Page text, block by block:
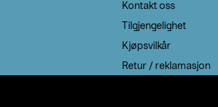
Kontakt oss
Tilgjengelighet
Kjøpsvilkår
Retur / reklamasjon